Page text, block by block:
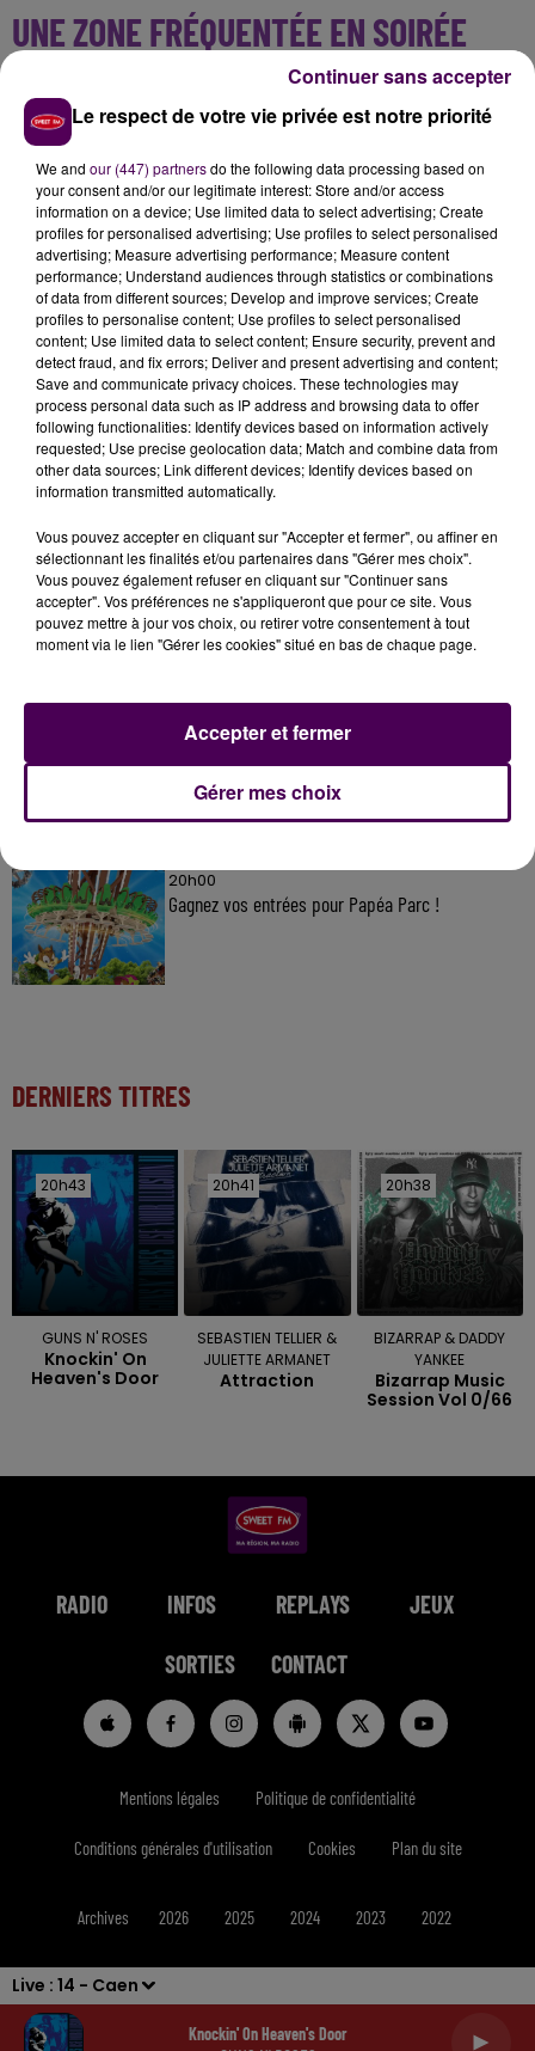
Live : 14 - Caen
Knockin' On Heaven's Door
UNE ZONE FRÉQUENTÉE EN SOIRÉE
L’accident, dont les circonstances n’ont pas été
précisées, s’est produitrue de Villeneuve, l’axe
parallèle à l’A11
notamment le cinéma CGR,"Speed Park"ou le
restaurant Léon, autant d’établissements fréquentés
les soirs de fin de semaine. Le Sdis 72 a mobilisé11
pompiers de la caserne Le Mans-Degré, à bord de
quatre engins.
À LA UNE
20h00
Gagnez vos pass pour le V and B Fest' 2026 !
Inscrivez-vous au casting The Voice & The Voice
Kids !
20h00
Gagnez vos entrées pour Papéa Parc !
DERNIERS TITRES
20h43
20h43
GUNS N' ROSES
Knockin' On
Heaven's Door
20h41
20h41
SEBASTIEN TELLIER &
JULIETTE ARMANET
Attraction
20h38
20h38
BIZARRAP & DADDY
YANKEE
Bizarrap Music
Session Vol 0/66
RADIO INFOS REPLAYS JEUX
SORTIES CONTACT
Mentions légales Politique de confidentialité
Conditions générales d'utilisation Cookies Plan du site
Archives 2026 2025 2024 2023 2022
Le respect de votre vie privée est notre priorité
We and our (447) partnersdo the following data processing based on
your consent and/or our legitimate interest: Store and/or access
information on a device; Use limited data to select advertising; Create
profiles for personalised advertising; Use profiles to select personalised
advertising; Measure advertising performance; Measure content
performance; Understand audiences through statistics or combinations
of data from different sources; Develop and improve services; Create
profiles to personalise content; Use profiles to select personalised
content; Use limited data to select content; Ensure security, prevent and
detect fraud, and fix errors; Deliver and present advertising and content;
Save and communicate privacy choices. These technologies may
process personal data such as IP address and browsing data to offer
following functionalities: Identify devices based on information actively
requested; Use precise geolocation data; Match and combine data from
other data sources; Link different devices; Identify devices based on
information transmitted automatically.
Vous pouvez accepter en cliquant sur "Accepter et fermer", ou affiner en
sélectionnant les finalités et/ou partenaires dans "Gérer mes choix".
Vous pouvez également refuser en cliquant sur "Continuer sans
accepter". Vos préférences ne s'appliqueront que pour ce site. Vous
pouvez mettre à jour vos choix, ou retirer votre consentement à tout
moment via le lien "Gérer les cookies" situé en bas de chaque page.
Gérer mes choix
Accepter et fermer
Continuer sans accepter